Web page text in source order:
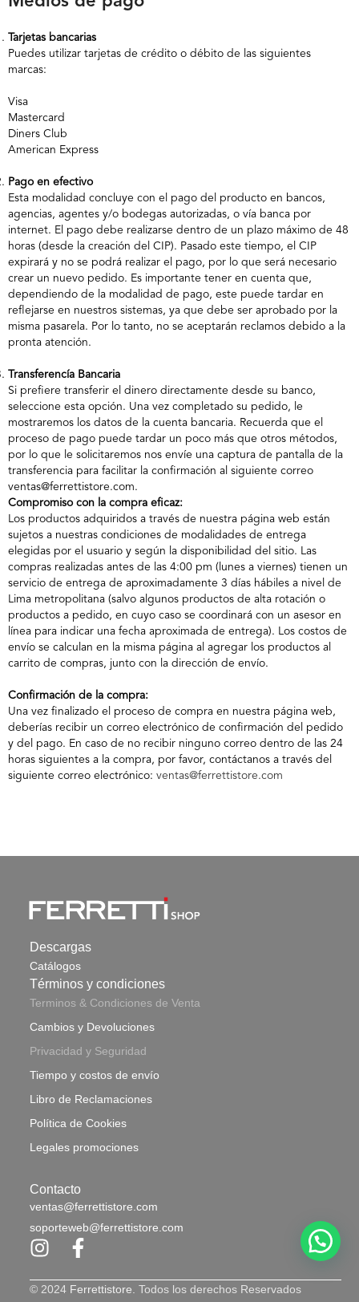
Tarjetas bancarias
Puedes utilizar tarjetas de crédito o débito de las siguientes
marcas:
Visa
Mastercard
Diners Club
American Express
Pago en efectivo
Esta modalidad concluye con el pago del producto en bancos,
agencias, agentes y/o bodegas autorizadas, o vía banca por
internet. El pago debe realizarse dentro de un plazo máximo de 48
horas (desde la creación del CIP). Pasado este tiempo, el CIP
expirará y no se podrá realizar el pago, por lo que será necesario
crear un nuevo pedido. Es importante tener en cuenta que,
dependiendo de la modalidad de pago, este puede tardar en
reflejarse en nuestros sistemas, ya que debe ser aprobado por la
misma pasarela. Por lo tanto, no se aceptarán reclamos debido a la
pronta atención.
Transferencía Bancaria
Si prefiere transferir el dinero directamente desde su banco,
seleccione esta opción. Una vez completado su pedido, le
mostraremos los datos de la cuenta bancaria. Recuerda que el
proceso de pago puede tardar un poco más que otros métodos,
por lo que le solicitaremos nos envíe una captura de pantalla de la
transferencia para facilitar la confirmación al siguiente correo
ventas@ferrettistore.com.
Compromiso con la compra eficaz:
Los productos adquiridos a través de nuestra página web están
sujetos a nuestras condiciones de modalidades de entrega
elegidas por el usuario y según la disponibilidad del sitio. Las
compras realizadas antes de las 4:00 pm (lunes a viernes) tienen un
servicio de entrega de aproximadamente 3 días hábiles a nivel de
Lima metropolitana (salvo algunos productos de alta rotación o
productos a pedido, en cuyo caso se coordinará con un asesor en
línea para indicar una fecha aproximada de entrega). Los costos de
envío se calculan en la misma página al agregar los productos al
carrito de compras, junto con la dirección de envío.
Confirmación de la compra:
Una vez finalizado el proceso de compra en nuestra página web,
deberías recibir un correo electrónico de confirmación del pedido
y del pago. En caso de no recibir ninguno correo dentro de las 24
horas siguientes a la compra, por favor, contáctanos a través del
siguiente correo electrónico: ventas@ferrettistore.com
Descargas
Catálogos
Términos y condiciones
Terminos & Condiciones de Venta
Cambios y Devoluciones
Privacidad y Seguridad
Tiempo y costos de envío
Libro de Reclamaciones
Política de Cookies
Legales promociones
Contacto
ventas@ferrettistore.com
soporteweb@ferrettistore.com
© 2024 Ferrettistore. Todos los derechos Reservados